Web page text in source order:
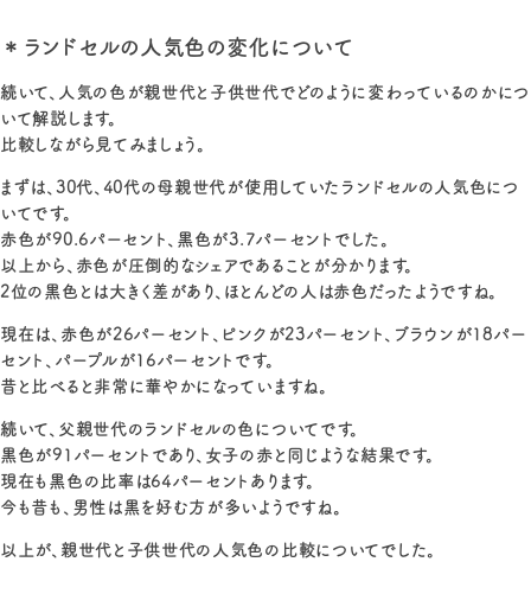
＊ランドセルの人気色の変化について
続いて、人気の色が親世代と子供世代でどのように変わっているのかにつ
いて解説します。
比較しながら見てみましょう。
まずは、30代、40代の母親世代が使用していたランドセルの人気色につ
いてです。
赤色が90.6パーセント、黒色が3.7パーセントでした。
以上から、赤色が圧倒的なシェアであることが分かります。
2位の黒色とは大きく差があり、ほとんどの人は赤色だったようですね。
現在は、赤色が26パーセント、ピンクが23パーセント、ブラウンが18パー
セント、パープルが16パーセントです。
昔と比べると非常に華やかになっていますね。
続いて、父親世代のランドセルの色についてです。
黒色が91パーセントであり、女子の赤と同じような結果です。
現在も黒色の比率は64パーセントあります。
今も昔も、男性は黒を好む方が多いようですね。
以上が、親世代と子供世代の人気色の比較についてでした。